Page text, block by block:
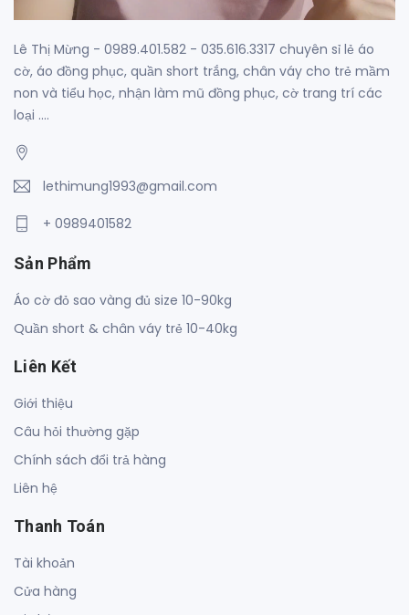
Lê Thị Mừng - 0989.401.582 - 035.616.3317 chuyên sỉ lẻ áo
cờ, áo đồng phục, quần short trắng, chân váy cho trẻ mầm
non và tiểu học, nhận làm mũ đồng phục, cờ trang trí các
loại ....
lethimung1993@gmail.com
+ 0989401582
Sản Phẩm
Áo cờ đỏ sao vàng đủ size 10-90kg
Quần short & chân váy trẻ 10-40kg
Liên Kết
Giới thiệu
Câu hỏi thường gặp
Chính sách đổi trả hàng
Liên hệ
Thanh Toán
Tài khoản
Cửa hàng